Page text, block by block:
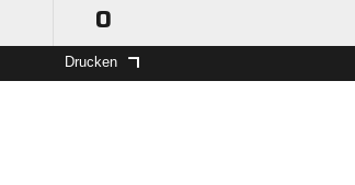
0
Drucken